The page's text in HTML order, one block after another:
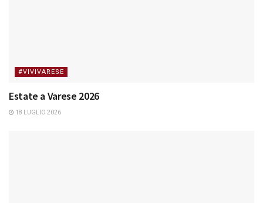
#VIVIVARESE
Estate a Varese 2026
18 LUGLIO 2026